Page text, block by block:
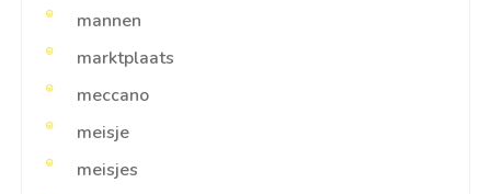
mannen
marktplaats
meccano
meisje
meisjes